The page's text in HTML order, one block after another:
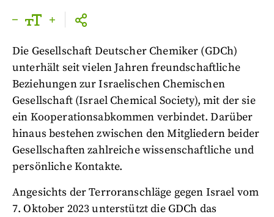
Die Gesellschaft Deutscher Chemiker (GDCh)
unterhält seit vielen Jahren freundschaftliche
Beziehungen zur Israelischen Chemischen
Gesellschaft (Israel Chemical Society), mit der sie
ein Kooperationsabkommen verbindet. Darüber
hinaus bestehen zwischen den Mitgliedern beider
Gesellschaften zahlreiche wissenschaftliche und
persönliche Kontakte.
Angesichts der Terroranschläge gegen Israel vom
7. Oktober 2023 unterstützt die GDCh das